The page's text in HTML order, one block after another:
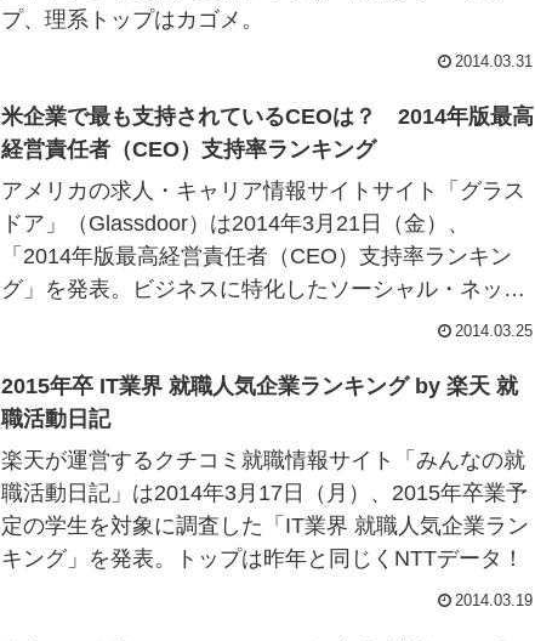
プ、理系トップはカゴメ。
2014.03.31
米企業で最も支持されているCEOは？ 2014年版最高
経営責任者（CEO）支持率ランキング
アメリカの求人・キャリア情報サイトサイト「グラス
ドア」（Glassdoor）は2014年3月21日（金）、
「2014年版最高経営責任者（CEO）支持率ランキン
グ」を発表。ビジネスに特化したソーシャル・ネット
ワーキング・サービスを提供しているLinkedIn社のJeff
2014.03.25
2015年卒 IT業界 就職人気企業ランキング by 楽天 就
職活動日記
楽天が運営するクチコミ就職情報サイト「みんなの就
職活動日記」は2014年3月17日（月）、2015年卒業予
定の学生を対象に調査した「IT業界 就職人気企業ラン
キング」を発表。トップは昨年と同じくNTTデータ！
2014.03.19